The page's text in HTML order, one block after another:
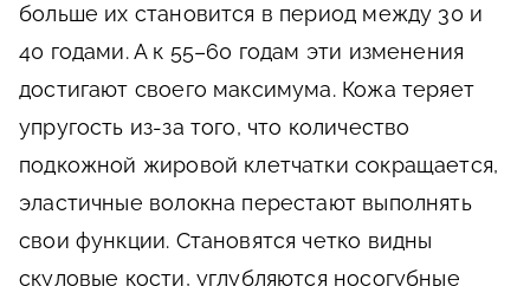
больше их становится в период между 30 и
40 годами. А к 55–60 годам эти изменения
достигают своего максимума. Кожа теряет
упругость из-за того, что количество
подкожной жировой клетчатки сокращается,
эластичные волокна перестают выполнять
свои функции. Становятся четко видны
скуловые кости, углубляются носогубные